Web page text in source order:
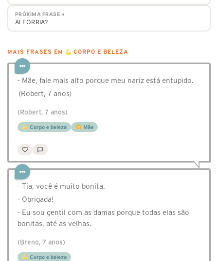
PRÓXIMA FRASE »
ALFORRIA?
MAIS FRASES EM CORPO E BELEZA
- Mãe, fale mais alto porque meu nariz está entupido.
(Robert, 7 anos)
(Robert, 7 anos)
Corpo e beleza Mãe
- Tia, você é muito bonita.
- Obrigada!
- Eu sou gentil com as damas porque todas elas são
bonitas, até as velhas.
(Breno, 7 anos)
Corpo e beleza